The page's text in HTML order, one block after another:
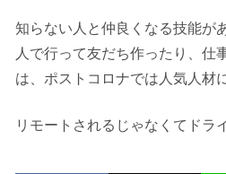
知らない人と仲良くなる技能が
人で行って友だち作ったり、仕
は、ポストコロナでは人気人材
リモートされるじゃなくてドラ